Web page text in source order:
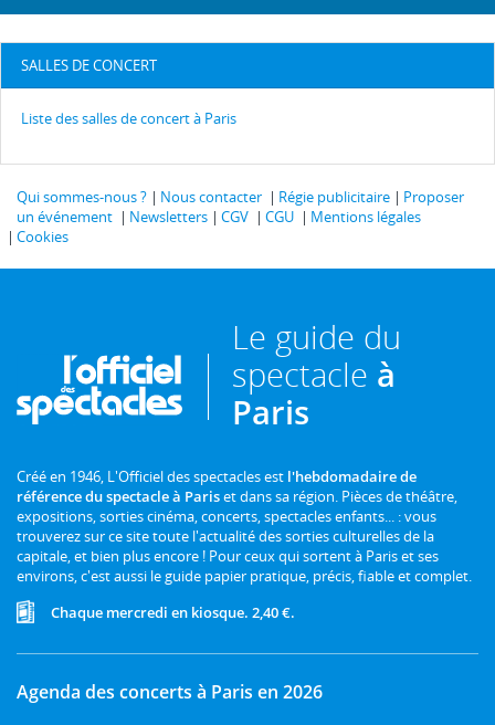
SALLES DE CONCERT
Liste des salles de concert à Paris
Qui sommes-nous ? Nous contacter Régie publicitaire
Proposer
un événement
Newsletters CGV CGU
Mentions légales
Cookies
Le guide du
spectacle à
Paris
Créé en 1946, L'Officiel des spectacles est l'hebdomadaire de
référence du spectacle à Pariset dans sa région. Pièces de théâtre,
expositions, sorties cinéma, concerts, spectacles enfants... : vous
trouverez sur ce site toute l'actualité des sorties culturelles de la
capitale, et bien plus encore ! Pour ceux qui sortent à Paris et ses
environs, c'est aussi le guide papier pratique, précis, fiable et complet.
Chaque mercredi en kiosque. 2,40 €.
Agenda des concerts à Paris en 2026